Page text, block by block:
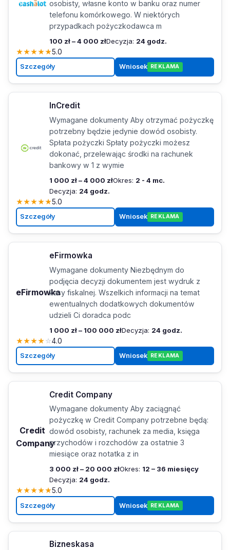
osobisty, własne konto w banku oraz numer
telefonu komórkowego. W niektórych
przypadkach pożyczkodawca m
100 zł – 4 000 złDecyzja: 24 godz.
★★★★★5.0
Szczegóły Wniosek REKLAMA
InCredit
Wymagane dokumenty Aby otrzymać pożyczkę
potrzebny będzie jedynie dowód osobisty.
Spłata pożyczki Spłaty pożyczki możesz
dokonać, przelewając środki na rachunek
bankowy w 1 z wymie
1 000 zł – 4 000 złOkres: 2 - 4 mc.
Decyzja: 24 godz.
★★★★★5.0
Szczegóły Wniosek REKLAMA
eFirmowka
eFirmowka
Wymagane dokumenty Niezbędnym do
podjęcia decyzji dokumentem jest wydruk z
kasy fiskalnej. Wszelkich informacji na temat
ewentualnych dodatkowych dokumentów
udzieli Ci doradca podc
1 000 zł – 100 000 złDecyzja: 24 godz.
★★★★☆4.0
Szczegóły Wniosek REKLAMA
Credit
Company
Credit Company
Wymagane dokumenty Aby zaciągnąć
pożyczkę w Credit Company potrzebne będą:
dowód osobisty, rachunek za media, księga
przychodów i rozchodów za ostatnie 3
miesiące oraz notatka z in
3 000 zł – 20 000 złOkres: 12 – 36 miesięcy
Decyzja: 24 godz.
★★★★★5.0
Szczegóły Wniosek REKLAMA
Bizneskasa